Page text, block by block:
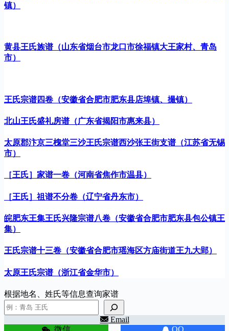
镇）
黄县王氏族谱（山东省烟台市龙口市徐福镇大王家村、青岛
市）
王氏宗谱四卷（安徽省合肥市肥东县店埠镇、撮镇）
北山王氏盛礼房谱（广东省揭阳市惠来县）
太原郡汴京三槐堂三沙王氏宗谱西沙张王街支谱（江苏省无锡
市）
［王氏］家谱一卷（河南省焦作市温县）
［王氏］祖谱不分卷（辽宁省丹东市）
皖肥东王集王氏兴隆宗谱八卷（安徽省合肥市肥东县包公镇王
集）
王氏宗谱十三卷（安徽省合肥市瑶海区方庙街道王九大郢）
太原王氏宗谱（浙江省金华市）
根据地名、姓氏等信息查询家谱
Email
微信